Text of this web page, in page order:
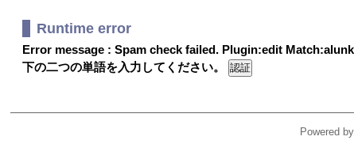
Runtime error
Error message : Spam check failed. Plugin:edit
下の二つの単語を入力してください。
Powered